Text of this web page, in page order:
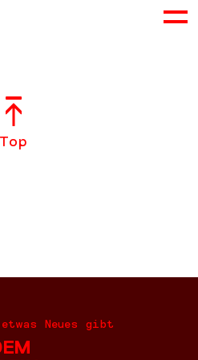
Top
Neues gibt